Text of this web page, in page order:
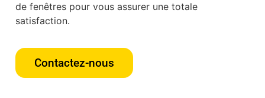
de fenêtres pour vous assurer une totale
satisfaction.
Contactez-nous